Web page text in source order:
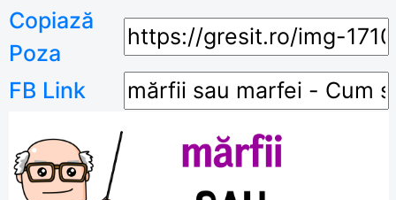
Copiază
Poza
FB Link